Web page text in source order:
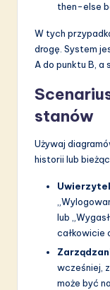
then-else
W tych
drogę. System
A do punktu B, a
stanów
Używaj
historii lub
lub
całkowicie
wcześniej,
może być